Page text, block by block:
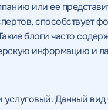
или ее
способствует
блоги часто
информацию и
Данный вид